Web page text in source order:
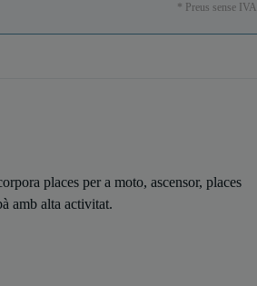
* Preus sense IVA
places per a moto, ascensor, places
amb alta activitat.